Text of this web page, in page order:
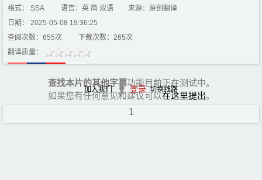
加入我们 登录 切换线路
格式： SSA 语言：英 简 双语
来源：原创翻译
日期： 2025-05-08 19:36:25
查阅次数：655次
下载次数：265次
翻译质量：
查找本片的其他字幕功能目前正在测试中。
如果您有任何意见和建议可以在这里提出。
1